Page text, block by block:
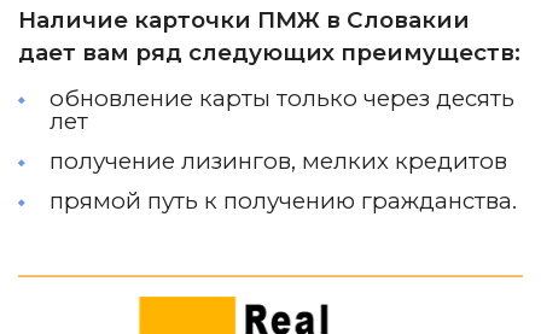
Наличие карточки ПМЖ в Словакии
дает вам ряд следующих преимуществ:
обновление карты только через десять
лет
получение лизингов, мелких кредитов
прямой путь к получению гражданства.